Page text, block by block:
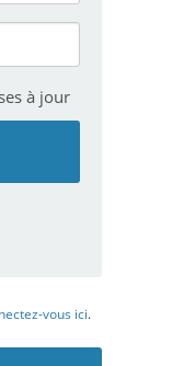
à jour
vous ici.